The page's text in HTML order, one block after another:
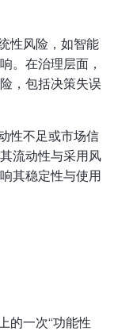
性风险，如智能
。在治理层面，
，包括决策失误
性不足或市场信
流动性与采用风
其稳定性与使用
的一次“功能性